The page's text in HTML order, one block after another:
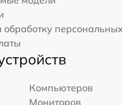
обработку
Компьютеров
Мониторов